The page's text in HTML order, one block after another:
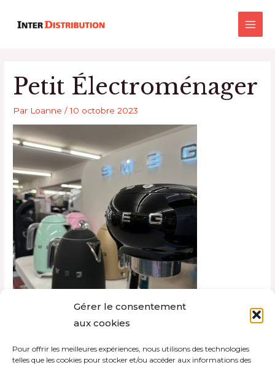
Gérer le consentement
aux cookies
Pour offrir les meilleures expériences, nous utilisons des technologies
telles que les cookies pour stocker et/ou accéder aux informations des
Main
Petit Électroménager
Par Loanne/10 octobre 2023
Copyright © 2026 Interdistribution